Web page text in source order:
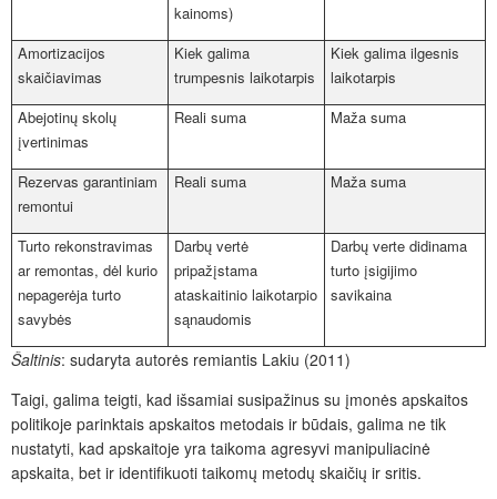
kainoms)
Amortizacijos
skaičiavimas
Kiek galima
trumpesnis laikotarpis
Kiek galima ilgesnis
laikotarpis
Abejotinų skolų
įvertinimas
Reali suma Maža suma
Rezervas garantiniam
remontui
Reali suma Maža suma
Turto rekonstravimas
ar remontas, dėl kurio
nepagerėja turto
savybės
Darbų vertė
pripažįstama
ataskaitinio laikotarpio
sąnaudomis
Darbų verte didinama
turto įsigijimo
savikaina
Šaltinis: sudaryta autorės remiantis Lakiu (2011)
Taigi, galima teigti, kad išsamiai susipažinus su įmonės apskaitos
politikoje parinktais apskaitos metodais ir būdais, galima ne tik
nustatyti, kad apskaitoje yra taikoma agresyvi manipuliacinė
apskaita, bet ir identifikuoti taikomų metodų skaičių ir sritis.